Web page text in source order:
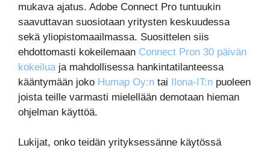
mukava ajatus. Adobe Connect Pro tuntuukin
saavuttavan suosiotaan yritysten keskuudessa
sekä yliopistomaailmassa. Suosittelen siis
ehdottomasti kokeilemaan Connect Pron 30 päivän
kokeilua ja mahdollisessa hankintatilanteessa
kääntymään joko Humap Oy:n tai Ilona-IT:n puoleen
joista teille varmasti mielellään demotaan hieman
ohjelman käyttöä.
Lukijat, onko teidän yrityksessänne käytössä